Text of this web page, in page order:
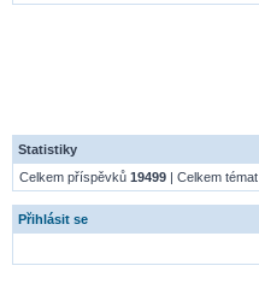
Statistiky
Celkem příspěvků 19499 | Celkem témat
Přihlásit se